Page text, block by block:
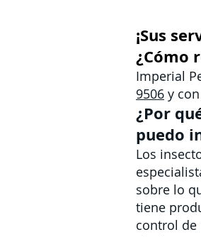
¡Sus
¿Cómo
Imperial
9506 y
¿Por
puedo
Los
sobre lo
tiene
control de